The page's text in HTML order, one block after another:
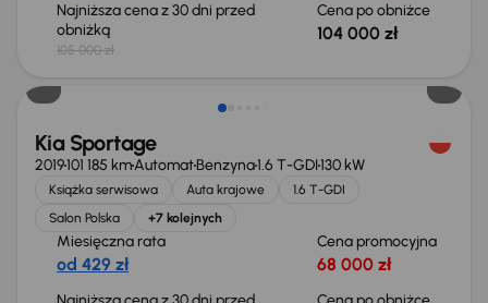
Najniższa cena z 30 dni przed
obniżką
105 000 zł
Cena po obniżce
104 000 zł
Taniej o 1 000 zł
Kia Sportage
2019101 185 kmAutomatBenzyna1.6 T-GDI130 kW
Książka serwisowa Auta krajowe
1.6 T-GDI
Salon Polska
+7 kolejnych
Miesięczna rata
od 429 zł
Cena promocyjna
68 000 zł